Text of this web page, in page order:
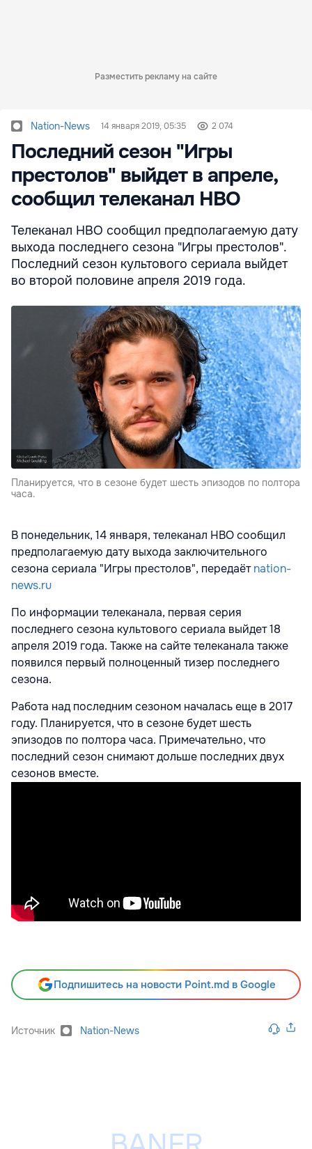
Разместить рекламу на сайте
Nation-News 14 января 2019, 05:35 2 074
Последний сезон "Игры
престолов" выйдет в апреле,
сообщил телеканал НВО
Телеканал НВО сообщил предполагаемую дату
выхода последнего сезона "Игры престолов".
Последний сезон культового сериала выйдет
во второй половине апреля 2019 года.
Планируется, что в сезоне будет шесть эпизодов по полтора
часа.
В понедельник, 14 января, телеканал НВО сообщил
предполагаемую дату выхода заключительного
сезона сериала "Игры престолов", передаётnation-
news.ru
По информации телеканала, первая серия
последнего сезона культового сериала выйдет 18
апреля 2019 года. Также на сайте телеканала также
появился первый полноценный тизер последнего
сезона.
Работа над последним сезоном началась еще в 2017
году. Планируется, что в сезоне будет шесть
эпизодов по полтора часа. Примечательно, что
последний сезон снимают дольше последних двух
сезонов вместе.
Подпишитесь на новости Point.md в Google
Источник Nation-News